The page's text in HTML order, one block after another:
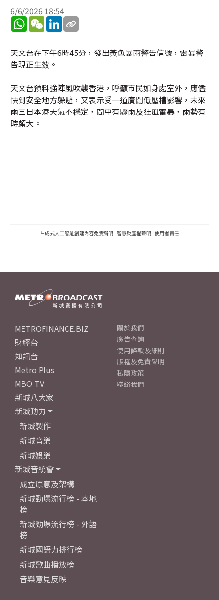
6/6/2026 18:54
WhatsApp
WeChatLinkedIn
天文台在下午6時45分，發出黃色暴雨警告信號，雷暴警
告現正生效。
天文台預料強陣風吹襲香港，呼籲市民如身處室外，應儘
快到安全地方躲避，又表示受一道廣闊低壓槽影響，未來
兩三日本港天氣不穩定，間中有驟雨及狂風雷暴，雨勢有
時頗大。
生成式人工智能創建內容免責聲明 | 智慧財產權聲明 | 使用者責任
METROFINANCE.BIZ
財經台
知訊台
Metro Plus
MBO TV
新城八大家
新城動力
新城製作
新城音樂
新城娛樂
新城音統會
成立原意及架構
新城勁爆流行榜 - 本地
榜
新城勁爆流行榜 - 外語
榜
新城國語力排行榜
新城歌曲播放榜
音樂意見反映
關於我們
廣告查詢
使用條款及細則
版權及免責聲明
私隱政策
聯絡我們